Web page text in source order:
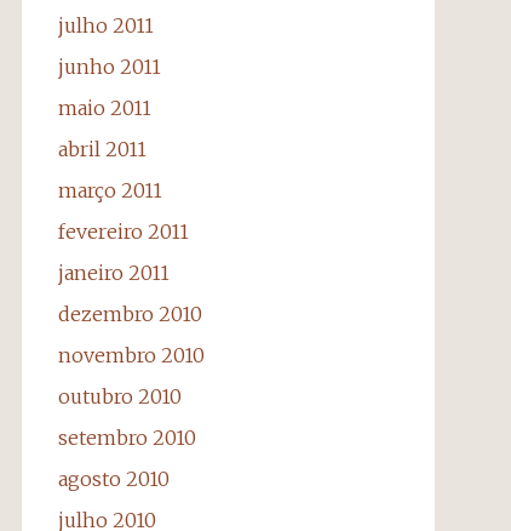
julho 2011
junho 2011
maio 2011
abril 2011
março 2011
fevereiro 2011
janeiro 2011
dezembro 2010
novembro 2010
outubro 2010
setembro 2010
agosto 2010
julho 2010